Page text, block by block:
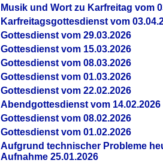
Musik und Wort zu Karfreitag vom
Karfreitagsgottesdienst vom
Gottesdienst vom 29.03.2026
Gottesdienst vom 15.03.2026
Gottesdienst vom 08.03.2026
Gottesdienst vom 01.03.2026
Gottesdienst vom 22.02.2026
Abendgottesdienst vom 14.02.2026
Gottesdienst vom 08.02.2026
Gottesdienst vom 01.02.2026
Aufgrund technischer Probleme
Aufnahme 25.01.2026